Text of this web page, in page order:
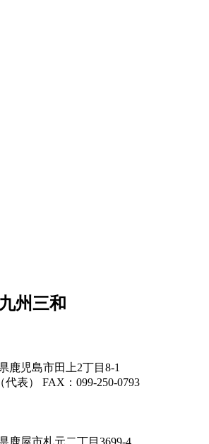
鹿児島市田上2丁目8-1
（代表） FAX：099-250-0793